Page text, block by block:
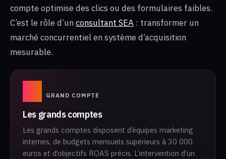
compte optimise des clics ou des formulaires faibles.
C’est le rôle d’unconsultant SEA : transformer un
marché concurrentiel en système d’acquisition
mesurable.
GRAND COMPTE
Les grands comptes
Les grands comptes disposent d’équipes marketing
internes, de budgets mensuels supérieurs à 30 000
euros et d’objectifs ROAS précis. L’intervention d’un